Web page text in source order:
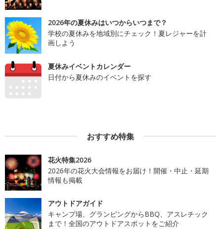
2026年の夏休みはいつからいつまで？
学校の夏休みを地域別にチェック！夏レジャーを計
画しよう
夏休みイベントカレンダー
日付から夏休みのイベントを探す
おすすめ特集
花火特集2026
2026年の花火大会情報をお届け！開催・中止・延期
情報も掲載
アウトドアガイド
キャンプ場、グランピングからBBQ、アスレチック
まで！全国のアウトドアスポットをご紹介